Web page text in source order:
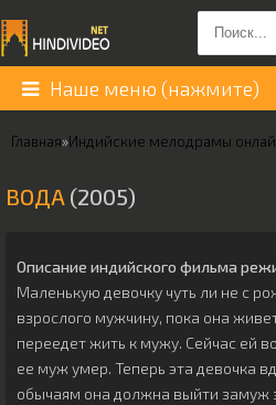
Наше меню (нажмите)
Главная»Индийские мелодрамы
ВОДА (2005)
Описание индийского фильма
Маленькую девочку чуть ли не с
взрослого мужчину, пока она
переедет жить к мужу. Сейчас ей
ее муж умер. Теперь эта девочка
обычаям она должна выйти замуж